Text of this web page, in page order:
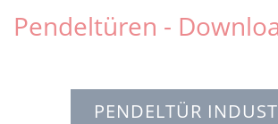
Pendeltüren -
PENDELTÜR